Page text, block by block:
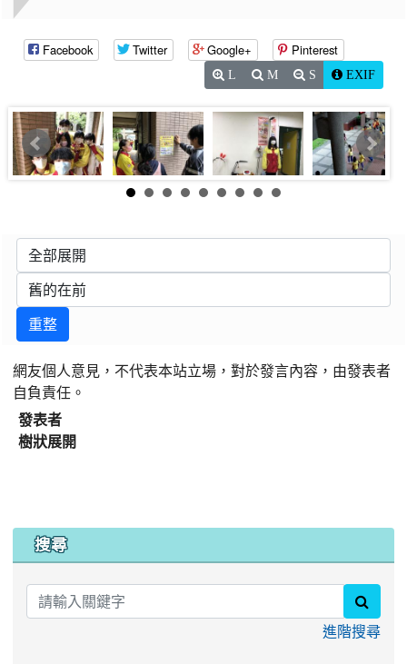
Facebook Twitter Google+ Pinterest
L M S EXIF
重整
網友個人意見，不代表本站立場，對於發言內容，由發表者
自負責任。
發表者
樹狀展開
搜尋
進階搜尋